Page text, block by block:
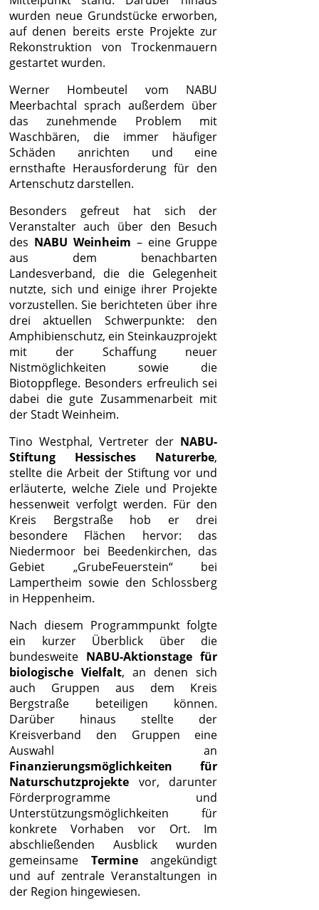
wurden neue Grundstücke erworben,
auf denen bereits erste Projekte zur
Rekonstruktion von Trockenmauern
gestartet wurden.
Werner Hombeutel vom NABU
Meerbachtal sprach außerdem über
das zunehmende Problem mit
Waschbären, die immer häufiger
Schäden anrichten und eine
ernsthafte Herausforderung für den
Artenschutz darstellen.
Besonders gefreut hat sich der
Veranstalter auch über den Besuch
des NABU Weinheim – eine Gruppe
aus dem benachbarten
Landesverband, die die Gelegenheit
nutzte, sich und einige ihrer Projekte
vorzustellen. Sie berichteten über ihre
drei aktuellen Schwerpunkte: den
Amphibienschutz, ein Steinkauzprojekt
mit der Schaffung neuer
Nistmöglichkeiten sowie die
Biotoppflege. Besonders erfreulich sei
dabei die gute Zusammenarbeit mit
der Stadt Weinheim.
Tino Westphal, Vertreter der NABU-
Stiftung Hessisches Naturerbe,
stellte die Arbeit der Stiftung vor und
erläuterte, welche Ziele und Projekte
hessenweit verfolgt werden. Für den
Kreis Bergstraße hob er drei
besondere Flächen hervor: das
Niedermoor bei Beedenkirchen, das
Gebiet „GrubeFeuerstein“ bei
Lampertheim sowie den Schlossberg
in Heppenheim.
Nach diesem Programmpunkt folgte
ein kurzer Überblick über die
bundesweite NABU-Aktionstage für
biologische Vielfalt, an denen sich
auch Gruppen aus dem Kreis
Bergstraße beteiligen können.
Darüber hinaus stellte der
Kreisverband den Gruppen eine
Auswahl an
Finanzierungsmöglichkeiten für
Naturschutzprojekte vor, darunter
Förderprogramme und
Unterstützungsmöglichkeiten für
konkrete Vorhaben vor Ort. Im
abschließenden Ausblick wurden
gemeinsame Termineangekündigt
und auf zentrale Veranstaltungen in
der Region hingewiesen.